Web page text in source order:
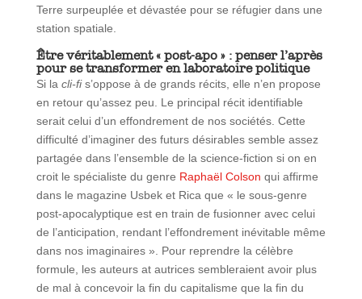
Terre surpeuplée et dévastée pour se réfugier dans une
station spatiale.
Être véritablement « post-apo » : penser l’après
pour se transformer en laboratoire politique
Si la cli-fis’oppose à de grands récits, elle n’en propose
en retour qu’assez peu. Le principal récit identifiable
serait celui d’un effondrement de nos sociétés. Cette
difficulté d’imaginer des futurs désirables semble assez
partagée dans l’ensemble de la science-fiction si on en
croit le spécialiste du genre Raphaël Colson qui affirme
dans le magazine Usbek et Rica que « le sous-genre
post-apocalyptique est en train de fusionner avec celui
de l’anticipation, rendant l’effondrement inévitable même
dans nos imaginaires ». Pour reprendre la célèbre
formule, les auteurs at autrices sembleraient avoir plus
de mal à concevoir la fin du capitalisme que la fin du